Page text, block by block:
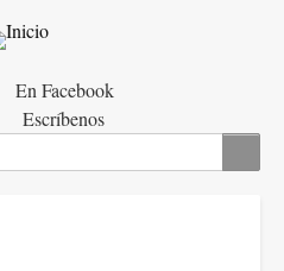
En Facebook
Escríbenos